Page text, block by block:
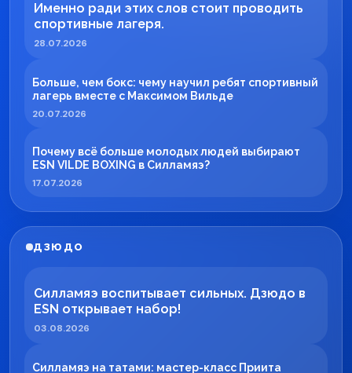
Именно ради этих слов стоит проводить
спортивные лагеря.
28.07.2026
Больше, чем бокс: чему научил ребят спортивный
лагерь вместе с Максимом Вильде
20.07.2026
Почему всё больше молодых людей выбирают
ESN VILDE BOXING в Силламяэ?
17.07.2026
ДЗЮДО
Силламяэ воспитывает сильных. Дзюдо в
ESN открывает набор!
03.08.2026
Силламяэ на татами: мастер-класс Приита